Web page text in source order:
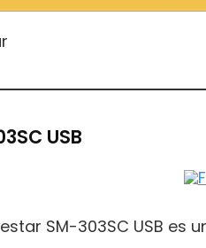
USB
SM-303SC USB